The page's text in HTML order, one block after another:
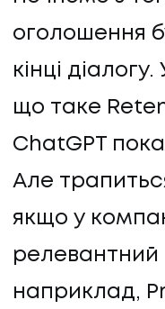
оголошення
кінці
що таке
ChatGPT
Але
якщо у
релевантний
наприклад,